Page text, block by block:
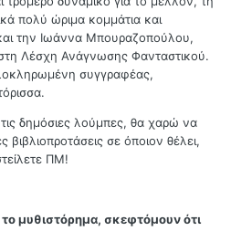
πολύ ώριμα κομμάτια και
και την Ιωάννα Μπουραζοπούλου,
Λέσχη Ανάγνωσης Φανταστικού.
συγγραφέας,
δημόσιες λούμπες, θα χαρώ να
σε όποιον θέλει,
ΠΜ!
μυθιστόρημα, σκεφτόμουν ότι